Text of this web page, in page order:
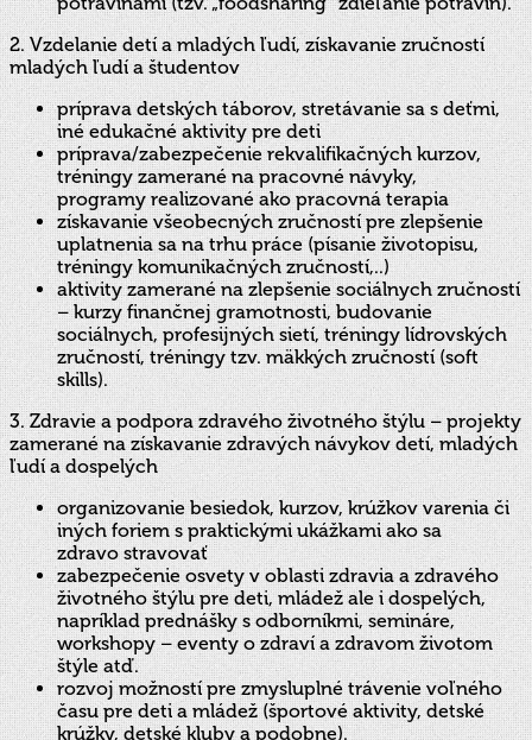
2. Vzdelanie detí a mladých ľudí, získavanie zručností
mladých ľudí a študentov
príprava detských táborov, stretávanie sa s deťmi,
iné edukačné aktivity pre deti
príprava/zabezpečenie rekvalifikačných kurzov,
tréningy zamerané na pracovné návyky,
programy realizované ako pracovná terapia
získavanie všeobecných zručností pre zlepšenie
uplatnenia sa na trhu práce (písanie životopisu,
tréningy komunikačných zručností,..)
aktivity zamerané na zlepšenie sociálnych zručností
– kurzy finančnej gramotnosti, budovanie
sociálnych, profesijných sietí, tréningy lídrovských
zručností, tréningy tzv. mäkkých zručností (soft
skills).
3. Zdravie a podpora zdravého životného štýlu – projekty
zamerané na získavanie zdravých návykov detí, mladých
ľudí a dospelých
organizovanie besiedok, kurzov, krúžkov varenia či
iných foriem s praktickými ukážkami ako sa
zdravo stravovať
zabezpečenie osvety v oblasti zdravia a zdravého
životného štýlu pre deti, mládež ale i dospelých,
napríklad prednášky s odborníkmi, semináre,
workshopy – eventy o zdraví a zdravom životom
štýle atď.
rozvoj možností pre zmysluplné trávenie voľného
času pre deti a mládež (športové aktivity, detské
krúžky, detské kluby a podobne).